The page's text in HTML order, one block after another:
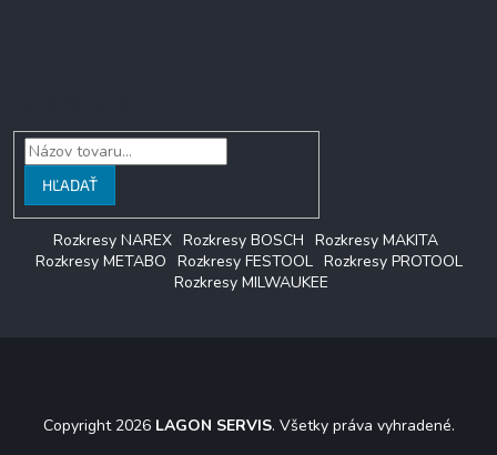
HĽADAŤ
Rozkresy NAREX Rozkresy BOSCH Rozkresy MAKITA
Rozkresy METABO Rozkresy FESTOOL Rozkresy PROTOOL
Rozkresy MILWAUKEE
Copyright 2026 LAGON SERVIS. Všetky práva vyhradené.